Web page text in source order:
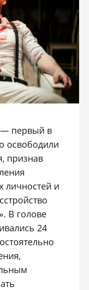
— первый в
освободили
признав
личностей и
В голове
24